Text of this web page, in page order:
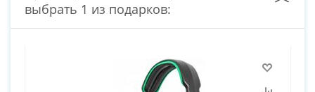
выбрать 1 из подарков: